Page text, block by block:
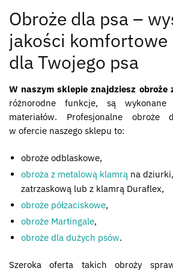
Obroże dla psa –
jakości
dla Twojego psa
W naszym sklepie znajdziesz obroże
różnorodne funkcje, są
materiałów. Profesjonalne
w ofercie naszego sklepu to:
obroże odblaskowe,
obroża z metalową klamrą na
zatrzaskową lub z klamrą Duraflex,
obroże półzaciskowe,
obroże Martingale,
obroże dla dużych psów.
Szeroka oferta takich obroży